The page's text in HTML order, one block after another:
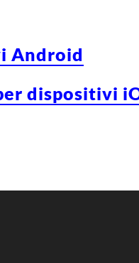
Android
dispositivi